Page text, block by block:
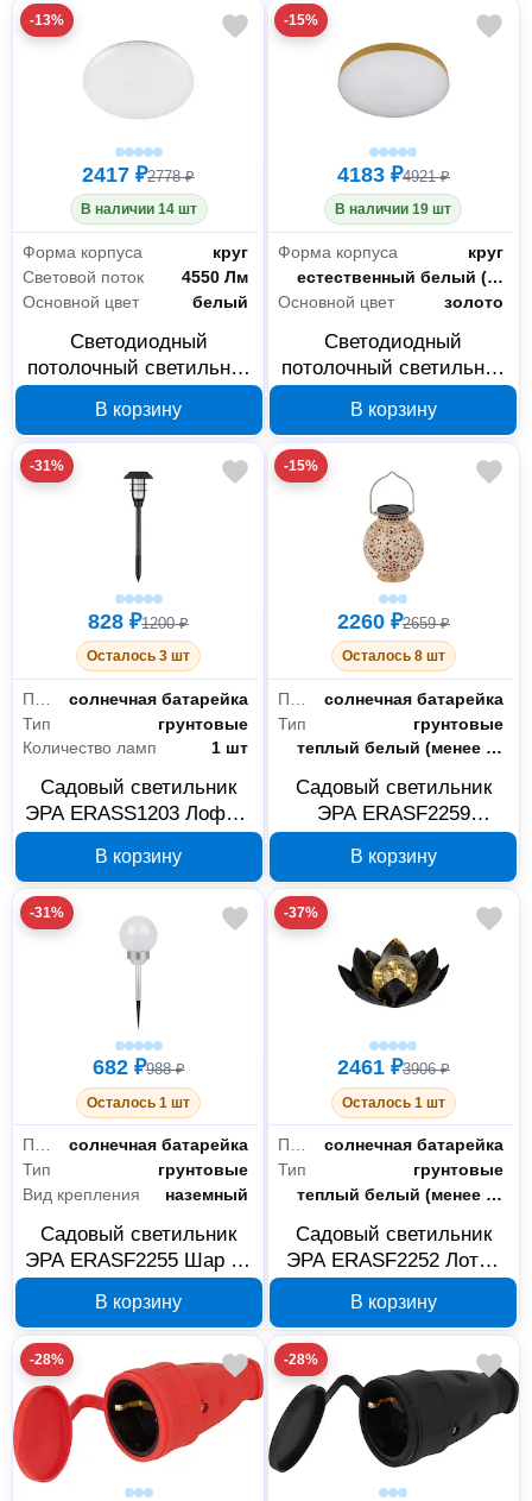
-13%
2417 ₽2778 ₽
В наличии 14 шт
Форма корпуса
круг
Световой поток
4550 Лм
Основной цвет
белый
Светодиодный
потолочный светильник
Вт Б0059503
В корзину
-15%
4183 ₽4921 ₽
В наличии 19 шт
Форма корпуса
круг
Цветность
естественный белый (3300-5000 К)
Основной цвет
золото
Светодиодный
потолочный светильник
Вт Б0059502
В корзину
-31%
828 ₽1200 ₽
Осталось 3 шт
солнечная батарейка
Тип
грунтовые
Количество ламп
1 шт
Садовый светильник
ЭРА ERASS1203 Лофт 1
В корзину
-15%
2260 ₽2659 ₽
Осталось 8 шт
солнечная батарейка
Тип
грунтовые
Цветность
теплый белый (менее 3300 К)
Садовый светильник
ЭРА ERASF2259
В корзину
-31%
682 ₽988 ₽
Осталось 1 шт
Питание
солнечная батарейка
Тип
грунтовые
Вид крепления
наземный
Садовый светильник
ЭРА ERASF2255 Шар 20
В корзину
-37%
2461 ₽3906 ₽
Осталось 1 шт
Питание
солнечная батарейка
Тип
грунтовые
Цветность
теплый белый (менее 3300 К)
Садовый светильник
ЭРА ERASF2252 Лотос
В корзину
-28% -28%